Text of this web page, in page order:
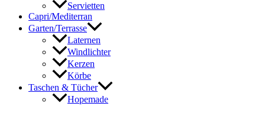
Servietten
Capri/Mediterran
Garten/Terrasse
Laternen
Windlichter
Kerzen
Körbe
Taschen & Tücher
Hopemade